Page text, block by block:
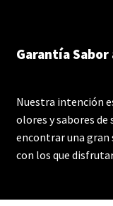
Garantía
Nuestra intención
olores y sabores
encontrar una gran
con los que